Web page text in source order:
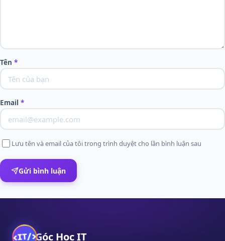
Tên *
Email *
Lưu tên và email của tôi trong trình duyệt cho lần bình luận sau
Gửi bình luận
Góc Học IT